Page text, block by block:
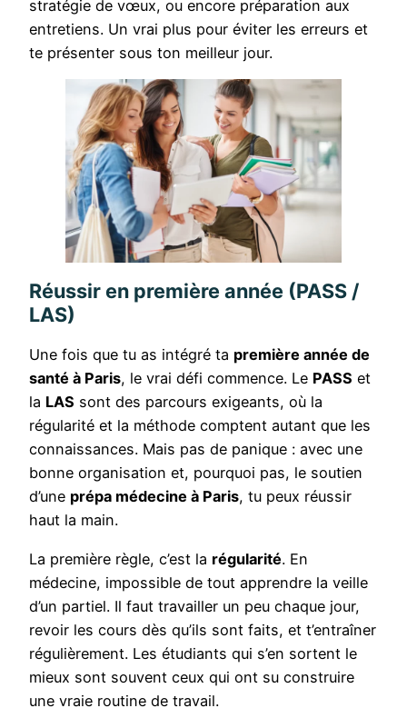
stratégie de vœux, ou encore préparation aux
entretiens. Un vrai plus pour éviter les erreurs et
te présenter sous ton meilleur jour.
Réussir en première année (PASS /
LAS)
Une fois que tu as intégré ta première année de
santé à Paris, le vrai défi commence. Le PASS et
la LAS sont des parcours exigeants, où la
régularité et la méthode comptent autant que les
connaissances. Mais pas de panique : avec une
bonne organisation et, pourquoi pas, le soutien
d’une prépa médecine à Paris, tu peux réussir
haut la main.
La première règle, c’est la régularité. En
médecine, impossible de tout apprendre la veille
d’un partiel. Il faut travailler un peu chaque jour,
revoir les cours dès qu’ils sont faits, et t’entraîner
régulièrement. Les étudiants qui s’en sortent le
mieux sont souvent ceux qui ont su construire
une vraie routine de travail.